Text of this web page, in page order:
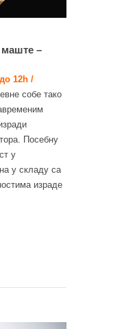
маште –
12h /
собе тако
Посебну
у
у складу са
израде